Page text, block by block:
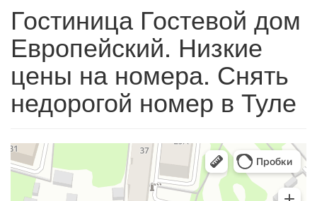
Гостиница Гостевой дом
Европейский. Низкие
цены на номера. Снять
недорогой номер в Туле